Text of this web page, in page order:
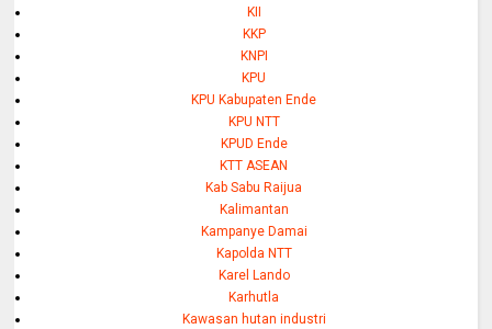
KII
KKP
KNPI
KPU
KPU Kabupaten Ende
KPU NTT
KPUD Ende
KTT ASEAN
Kab Sabu Raijua
Kalimantan
Kampanye Damai
Kapolda NTT
Karel Lando
Karhutla
Kawasan hutan industri